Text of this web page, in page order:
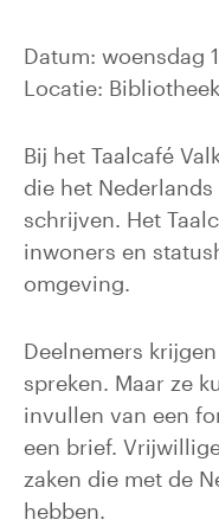
Datum: woensdag
Locatie:
Bij het Taalcafé
die het
schrijven. Het
inwoners en
omgeving.
Deelnemers
spreken. Maar ze
invullen van een
een brief.
zaken die met de
hebben.